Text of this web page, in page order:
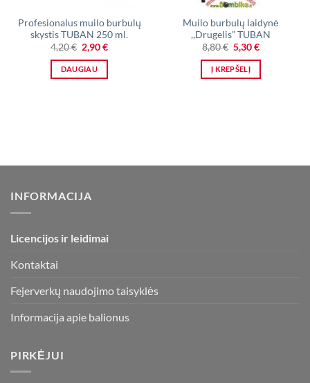
Profesionalus muilo burbulų
skystis TUBAN 250 ml.
4,20€ Original
price
was:
4,20 €.
2,90€Current
DAUGIAU
Muilo burbulų laidynė
,,Drugelis” TUBAN
8,80€ Original
price
was:
8,80 €.
5,30€Current
is:
Į KREPŠELĮ
INFORMACIJA
Licencijos ir leidimai
Kontaktai
Fejerverkų naudojimo taisyklės
Informacija apie balionus
PIRKĖJUI